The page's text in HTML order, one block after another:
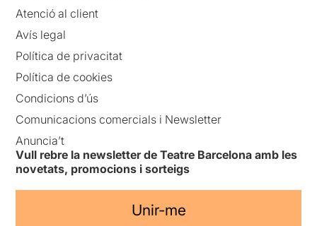
Atenció al client
Avís legal
Política de privacitat
Política de cookies
Condicions d’ús
Comunicacions comercials i Newsletter
Anuncia’t
Vull rebre la newsletter de Teatre Barcelona amb les
novetats, promocions i sorteigs
Unir-me